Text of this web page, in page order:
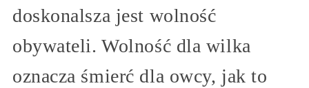
doskonalsza jest wolność
obywateli. Wolność dla wilka
oznacza śmierć dla owcy, jak to